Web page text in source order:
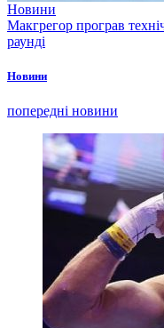
Новини
Макгрегор програв
раунді
Новини
попередні новини